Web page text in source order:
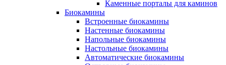
Каменные порталы для каминов
Биокамины
Встроенные биокамины
Настенные биокамины
Напольные биокамины
Настольные биокамины
Автоматические биокамины